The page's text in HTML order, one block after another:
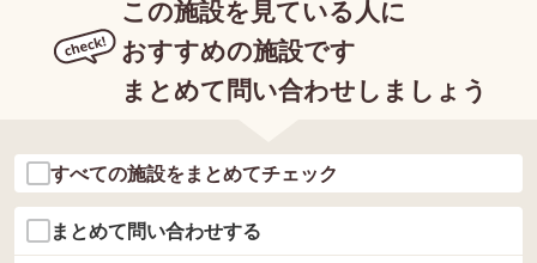
この施設を見ている人に
おすすめの施設です
まとめて問い合わせしましょう
すべての施設をまとめてチェック
まとめて問い合わせする